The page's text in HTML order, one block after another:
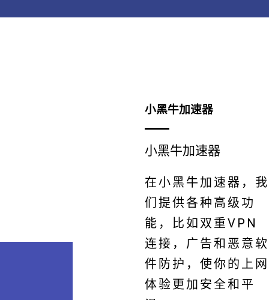
小黑牛加速器
小黑牛加速器
在小黑牛加速器，我
们提供各种高级功
能，比如双重VPN
连接，广告和恶意软
件防护，使你的上网
体验更加安全和平